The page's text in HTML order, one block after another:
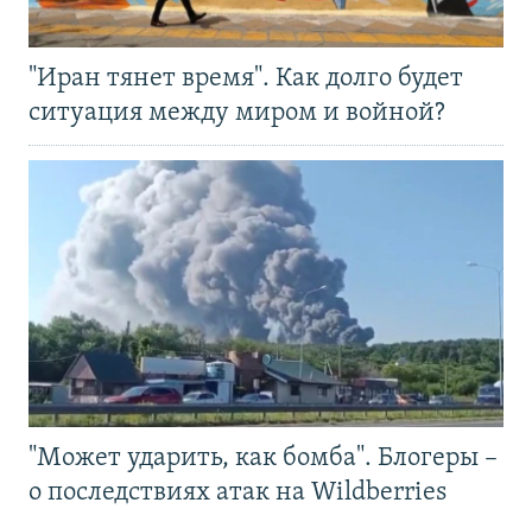
"Иран тянет время". Как долго будет
ситуация между миром и войной?
"Может ударить, как бомба". Блогеры –
о последствиях атак на Wildberries